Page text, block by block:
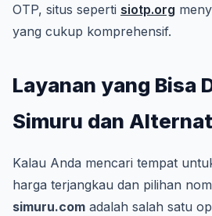
OTP, situs seperti siotp.org
yang cukup komprehensif.
Layanan yang Bisa
Simuru dan
Kalau Anda mencari tempat
harga terjangkau dan pilihan
simuru.com adalah salah satu